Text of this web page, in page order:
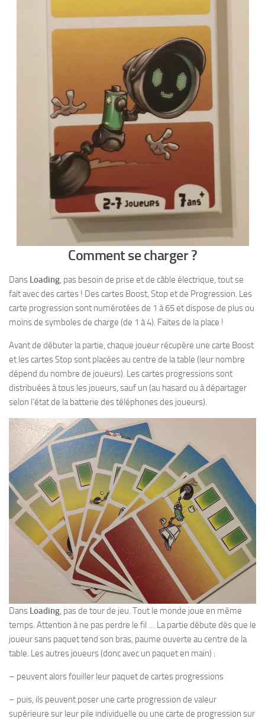
Comment se charger ?
Dans Loading, pas besoin de prise et de câble électrique, tout se
fait avec des cartes ! Des cartes Boost, Stop et de Progression. Les
carte progression sont numérotées de 1 à 65 et dispose de plus ou
moins de symboles de charge (de 1 à 4). Faites de la place !
Avant de débuter la partie, chaque joueur récupère une carte Boost
et les cartes Stop sont placées au centre de la table (leur nombre
dépend du nombre de joueurs). Les cartes progressions sont
distribuées à tous les joueurs, sauf un (au hasard ou à départager
selon l’état de la batterie des téléphones des joueurs).
Dans Loading, pas de tour de jeu. Tout le monde joue en même
temps. Attention à ne pas perdre le fil … La partie débute dès que le
joueur sans paquet tend son bras, paume ouverte au centre de la
table. Les autres joueurs (donc avec un paquet en main) :
– peuvent alors fouiller leur paquet de cartes progressions
– puis, ils peuvent poser une carte progression de valeur
supérieure sur leur pile individuelle ou une carte de progression sur